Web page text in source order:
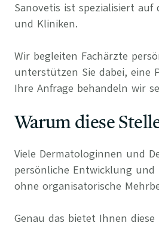
Sanovetis ist spezialisiert
und Kliniken.
Wir begleiten Fachärzte
unterstützen Sie dabei, eine
Ihre Anfrage behandeln wir
Warum diese
Viele Dermatologinnen und
persönliche Entwicklung
ohne organisatorische
Genau das bietet Ihnen diese